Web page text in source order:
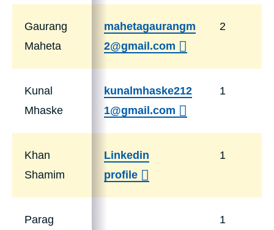
Gaurang
Maheta
Kunal
Mhaske
Khan
Shamim
Parag
mahetagaurangm
2@gmail.com
kunalmhaske212
1@gmail.com
Linkedin
profile
2
1
1
1